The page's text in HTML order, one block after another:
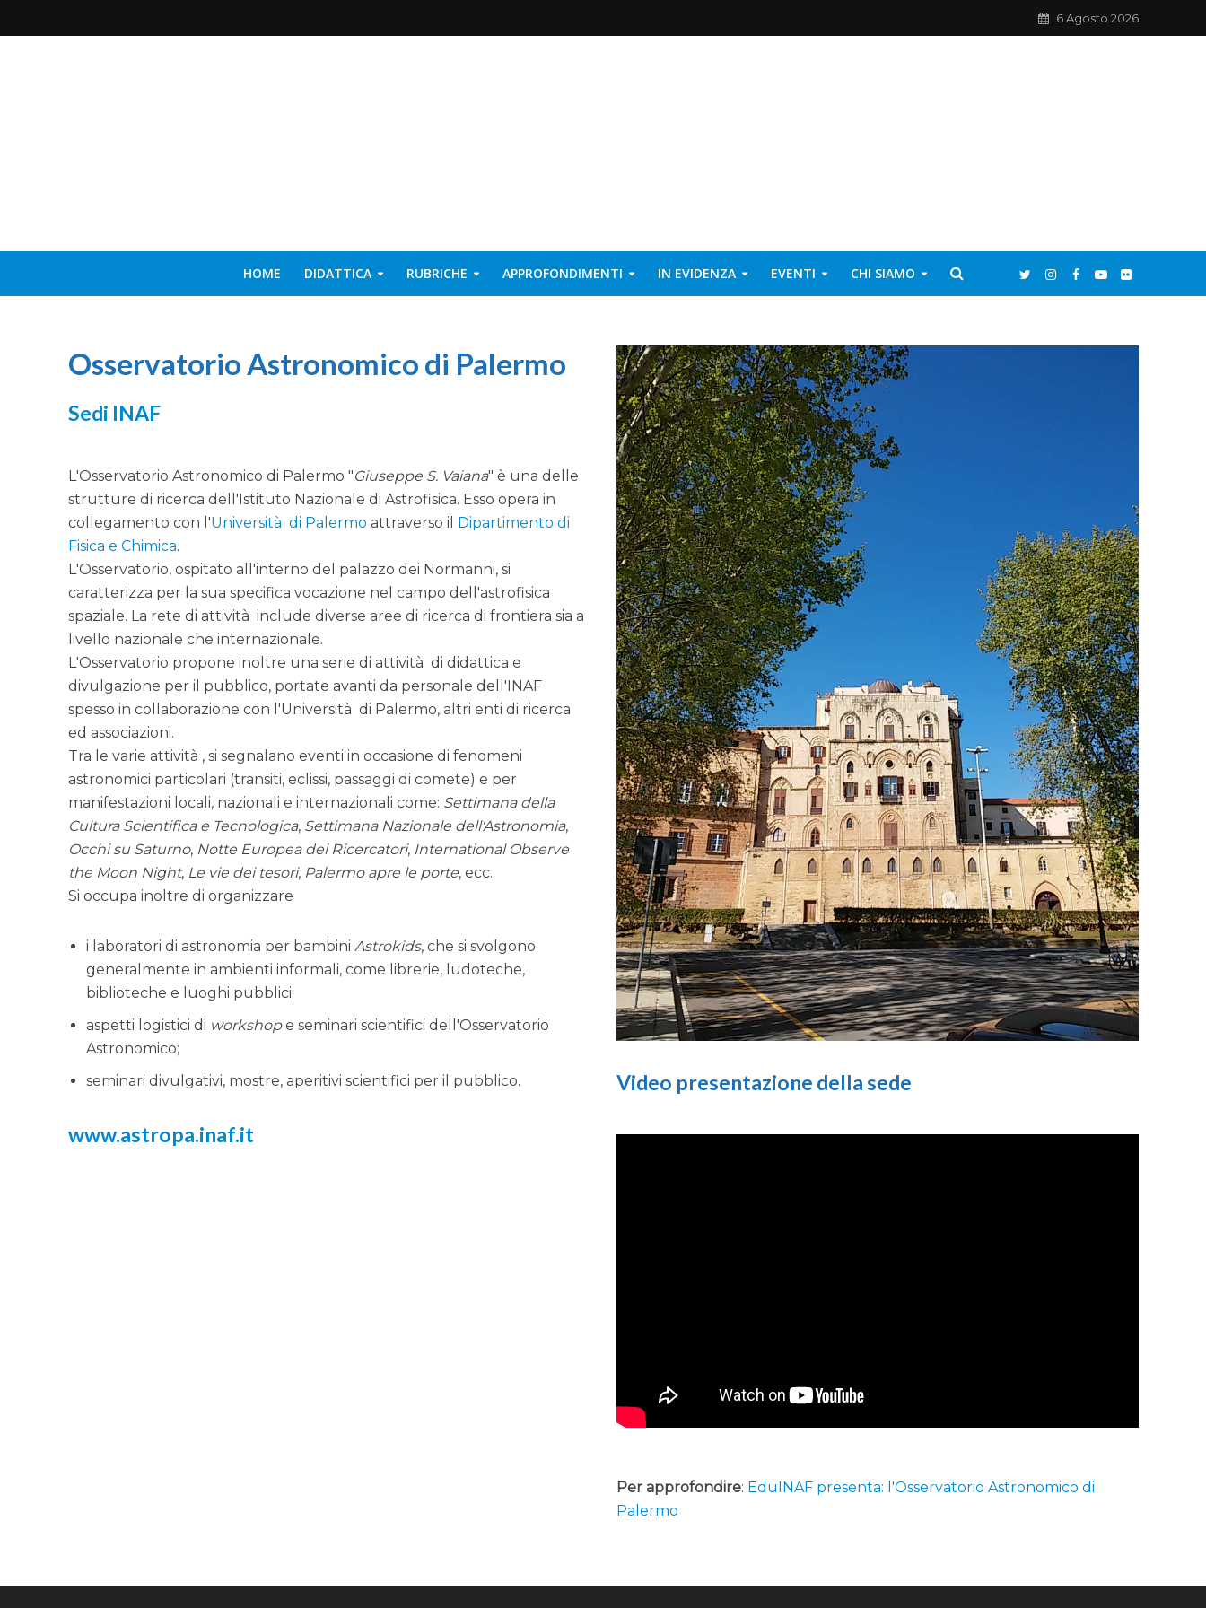
6 Agosto 2026
HOME DIDATTICA RUBRICHE APPROFONDIMENTI IN EVIDENZA EVENTI CHI SIAMO
Osservatorio Astronomico di Palermo
Sedi INAF
L'Osservatorio Astronomico di Palermo "Giuseppe S. Vaiana" è una delle
strutture di ricerca dell'Istituto Nazionale di Astrofisica. Esso opera in
collegamento con l'Università di Palermo attraverso il Dipartimento di
Fisica e Chimica.
L'Osservatorio, ospitato all'interno del palazzo dei Normanni, si
caratterizza per la sua specifica vocazione nel campo dell'astrofisica
spaziale. La rete di attività include diverse aree di ricerca di frontiera sia a
livello nazionale che internazionale.
L'Osservatorio propone inoltre una serie di attività di didattica e
divulgazione per il pubblico, portate avanti da personale dell'INAF
spesso in collaborazione con l'Università di Palermo, altri enti di ricerca
ed associazioni.
Tra le varie attività , si segnalano eventi in occasione di fenomeni
astronomici particolari (transiti, eclissi, passaggi di comete) e per
manifestazioni locali, nazionali e internazionali come: Settimana della
Cultura Scientifica e Tecnologica, Settimana Nazionale dell'Astronomia,
Occhi su Saturno, Notte Europea dei Ricercatori, International Observe
the Moon Night, Le vie dei tesori, Palermo apre le porte, ecc.
Si occupa inoltre di organizzare
i laboratori di astronomia per bambini Astrokids, che si svolgono
generalmente in ambienti informali, come librerie, ludoteche,
biblioteche e luoghi pubblici;
aspetti logistici di workshope seminari scientifici dell'Osservatorio
Astronomico;
seminari divulgativi, mostre, aperitivi scientifici per il pubblico.
www.astropa.inaf.it
Video presentazione della sede
Per approfondire: EduINAF presenta: l'Osservatorio Astronomico di
Palermo